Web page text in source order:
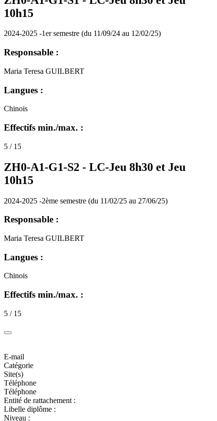
10h15
2024-2025 -1er semestre (du 11/09/24 au 12/02/25)
Responsable :
Maria Teresa GUILBERT
Langues :
Chinois
Effectifs min./max. :
5 / 15
ZH0-A1-G1-S2 - LC-Jeu 8h30 et Jeu
10h15
2024-2025 -2ème semestre (du 11/02/25 au 27/06/25)
Responsable :
Maria Teresa GUILBERT
Langues :
Chinois
Effectifs min./max. :
5 / 15
E-mail
Catégorie
Site(s)
Téléphone
Téléphone
Entité de rattachement :
Libelle diplôme :
Niveau :